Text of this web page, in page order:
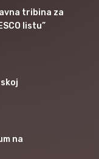
tribina za
listu”
na